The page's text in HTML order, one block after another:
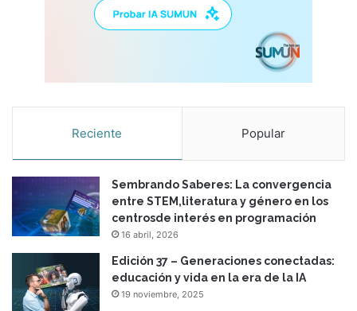
Reciente Popular
Sembrando Saberes: La convergencia
entre STEM,literatura y género en los
centrosde interés en programación
16 abril, 2026
Edición 37 – Generaciones conectadas:
educación y vida en la era de la IA
19 noviembre, 2025